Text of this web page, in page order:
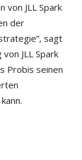
von JLL Spark
der
sagt
JLL Spark
Probis seinen